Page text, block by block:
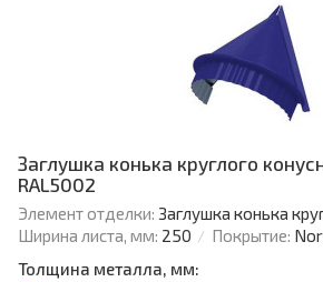
Заглушка конька круглого
RAL5002
Элемент отделки: Заглушка конька
Ширина листа, мм: 250 Покрытие:
Толщина металла, мм: